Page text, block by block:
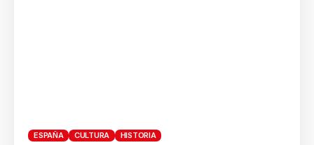
ESPAÑA CULTURA HISTORIA